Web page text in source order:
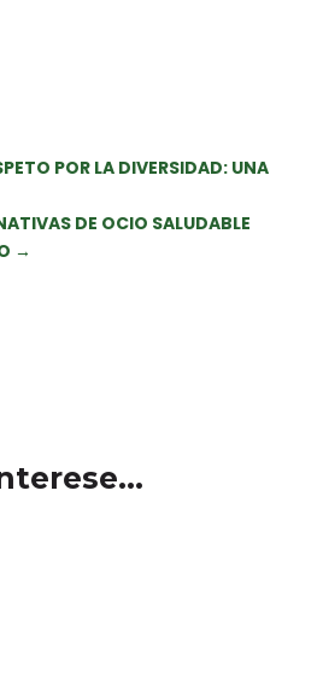
POR LA DIVERSIDAD: UNA
DE OCIO SALUDABLE
→